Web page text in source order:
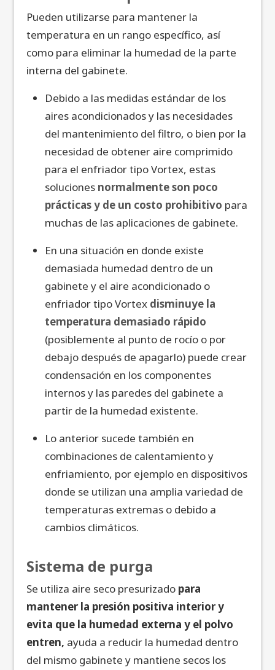
Pueden utilizarse para mantener la
temperatura en un rango específico, así
como para eliminar la humedad de la parte
interna del gabinete.
Debido a las medidas estándar de los
aires acondicionados y las necesidades
del mantenimiento del filtro, o bien por la
necesidad de obtener aire comprimido
para el enfriador tipo Vortex, estas
soluciones normalmente son poco
prácticas y de un costo prohibitivo para
muchas de las aplicaciones de gabinete.
En una situación en donde existe
demasiada humedad dentro de un
gabinete y el aire acondicionado o
enfriador tipo Vortex disminuye la
temperatura demasiado rápido
(posiblemente al punto de rocío o por
debajo después de apagarlo) puede crear
condensación en los componentes
internos y las paredes del gabinete a
partir de la humedad existente.
Lo anterior sucede también en
combinaciones de calentamiento y
enfriamiento, por ejemplo en dispositivos
donde se utilizan una amplia variedad de
temperaturas extremas o debido a
cambios climáticos.
Sistema de purga
Se utiliza aire seco presurizado para
mantener la presión positiva interior y
evita que la humedad externa y el polvo
entren, ayuda a reducir la humedad dentro
del mismo gabinete y mantiene secos los